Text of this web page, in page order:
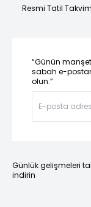
Resmi Tatil
“Günün
sabah e-
olun.”
Günlük gelişmeleri
indirin